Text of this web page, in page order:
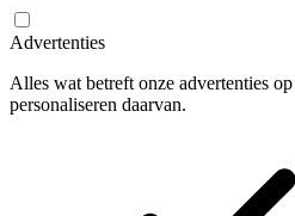
Advertenties
Alles wat betreft onze advertenties
personaliseren daarvan.